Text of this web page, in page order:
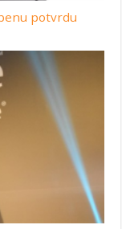
potvrdu